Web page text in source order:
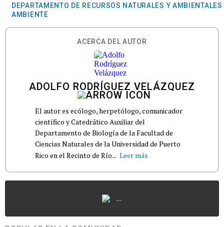
DEPARTAMENTO DE RECURSOS NATURALES Y AMBIENTALES
AMBIENTE
ACERCA DEL AUTOR
ADOLFO RODRÍGUEZ VELÁZQUEZ
El autor es ecólogo, herpetólogo, comunicador
científico y Catedrático Auxiliar del
Departamento de Biología de la Facultad de
Ciencias Naturales de la Universidad de Puerto
Rico en el Recinto de Río... Leer más
...